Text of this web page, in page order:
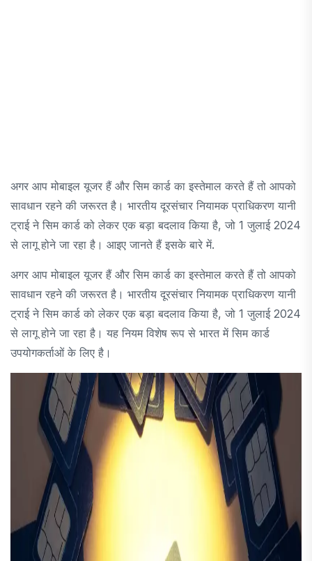
अगर आप मोबाइल यूजर हैं और सिम कार्ड का इस्तेमाल करते हैं तो आपको
सावधान रहने की जरूरत है। भारतीय दूरसंचार नियामक प्राधिकरण यानी
ट्राई ने सिम कार्ड को लेकर एक बड़ा बदलाव किया है, जो 1 जुलाई 2024
से लागू होने जा रहा है। आइए जानते हैं इसके बारे में.
अगर आप मोबाइल यूजर हैं और सिम कार्ड का इस्तेमाल करते हैं तो आपको
सावधान रहने की जरूरत है। भारतीय दूरसंचार नियामक प्राधिकरण यानी
ट्राई ने सिम कार्ड को लेकर एक बड़ा बदलाव किया है, जो 1 जुलाई 2024
से लागू होने जा रहा है। यह नियम विशेष रूप से भारत में सिम कार्ड
उपयोगकर्ताओं के लिए है।